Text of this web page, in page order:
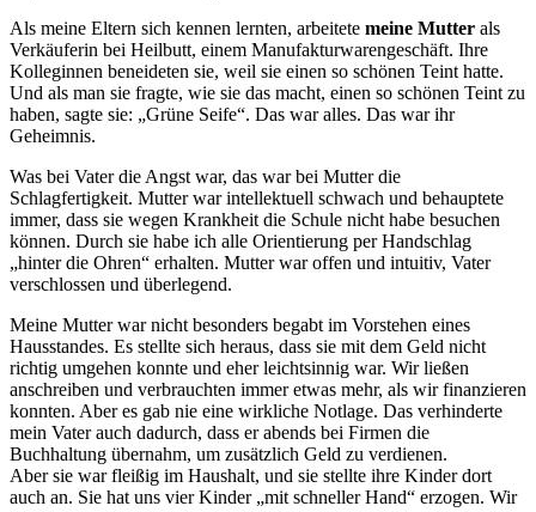
Als meine Eltern sich kennen lernten, arbeitete meine Mutter als
Verkäuferin bei Heilbutt, einem Manufakturwarengeschäft. Ihre
Kolleginnen beneideten sie, weil sie einen so schönen Teint hatte.
Und als man sie fragte, wie sie das macht, einen so schönen Teint zu
haben, sagte sie:
Grüne Seife . Das war alles. Das war ihr
Geheimnis.
Was bei Vater die Angst war, das war bei Mutter die
Schlagfertigkeit. Mutter war intellektuell schwach und behauptete
immer, dass sie wegen Krankheit die Schule nicht habe besuchen
können. Durch sie habe ich alle Orientierung per Handschlag
hinter die Ohren
erhalten. Mutter war offen und intuitiv, Vater
verschlossen und überlegend.
Meine Mutter war nicht besonders begabt im Vorstehen eines
Hausstandes. Es stellte sich heraus, dass sie mit dem Geld nicht
richtig umgehen konnte und eher leichtsinnig war. Wir ließen
anschreiben und verbrauchten immer etwas mehr, als wir finanzieren
konnten. Aber es gab nie eine wirkliche Notlage. Das verhinderte
mein Vater auch dadurch, dass er abends bei Firmen die
Buchhaltung übernahm, um zusätzlich Geld zu verdienen.
Aber sie war fleißig im Haushalt, und sie stellte ihre Kinder dort
auch an. Sie hat uns vier Kinder mit schneller Hand
erzogen. Wir